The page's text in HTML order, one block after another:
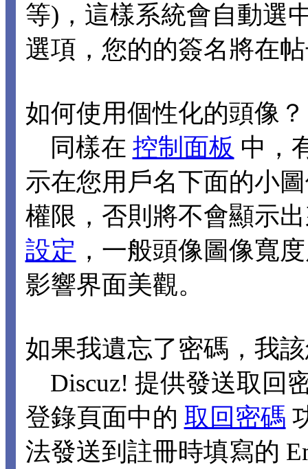
等)，這樣系統會自動選
選項，您的的簽名將在
如何使用個性化的頭像？
同樣在 控制面板 中，
示在您用戶名下面的小
權限，否則將不會顯示
設定 ，一般頭像圖像寬
影響界面美觀。
如果我遺忘了密碼，我
Discuz! 提供發送取回
登錄頁面中的 取回密碼
法發送到註冊時填寫的